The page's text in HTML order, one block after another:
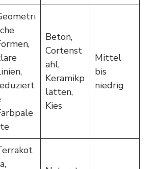
Beton,
Cortenst
ahl,
Keramikp
latten,
Kies
Mittel
bis
niedrig